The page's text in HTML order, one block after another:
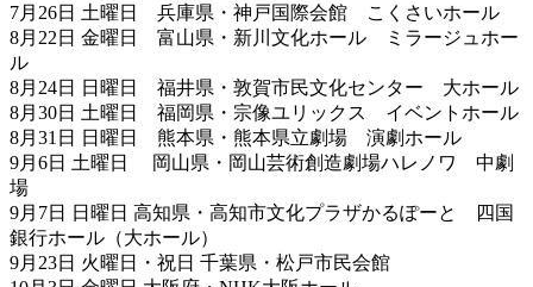
7月26日 土曜日 兵庫県・神戸国際会館 こくさいホール
8月22日 金曜日 富山県・新川文化ホール ミラージュホー
ル
8月24日 日曜日 福井県・敦賀市民文化センター 大ホール
8月30日 土曜日 福岡県・宗像ユリックス イベントホール
8月31日 日曜日 熊本県・熊本県立劇場 演劇ホール
9月6日 土曜日 岡山県・岡山芸術創造劇場ハレノワ 中劇
場
9月7日 日曜日 高知県・高知市文化プラザかるぽーと 四国
銀行ホール（大ホール）
9月23日 火曜日・祝日 千葉県・松戸市民会館